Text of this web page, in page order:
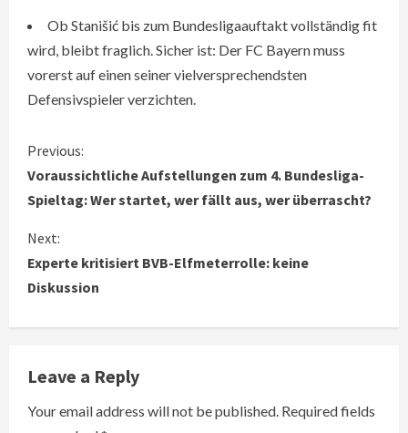
Ob Stanišić bis zum Bundesligaauftakt vollständig fit
wird, bleibt fraglich. Sicher ist: Der FC Bayern muss
vorerst auf einen seiner vielversprechendsten
Defensivspieler verzichten.
C
o
n
t
u
e
Previous:
Voraussichtliche Aufstellungen zum 4. Bundesliga-
Spieltag: Wer startet, wer fällt aus, wer überrascht?
Next:
Experte kritisiert BVB-Elfmeterrolle: keine
Diskussion
Leave a Reply
Your email address will not be published. Required fields